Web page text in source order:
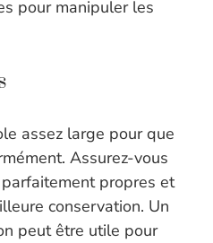
pour manipuler les
assez large pour que
Assurez-vous
propres et
conservation. Un
peut être utile pour